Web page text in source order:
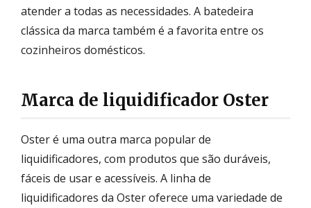
atender a todas as necessidades. A batedeira
clássica da marca também é a favorita entre os
cozinheiros domésticos.
Marca de liquidificador Oster
Oster é uma outra marca popular de
liquidificadores, com produtos que são duráveis,
fáceis de usar e acessíveis. A linha de
liquidificadores da Oster oferece uma variedade de